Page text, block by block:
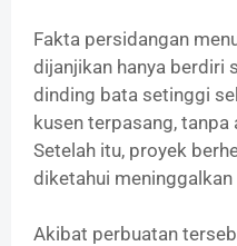
‎Fakta persidangan
dijanjikan hanya berdiri
dinding bata setinggi
kusen terpasang,
Setelah itu, proyek
diketahui
‎Akibat perbuatan